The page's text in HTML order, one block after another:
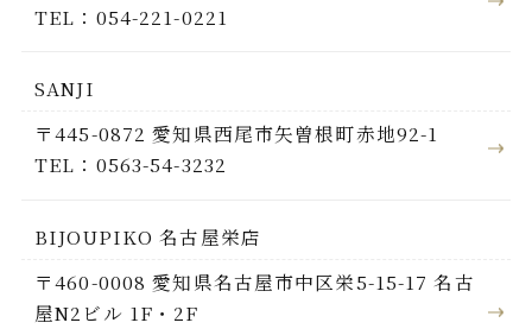
TEL：054-221-0221
SANJI
〒445-0872 愛知県西尾市矢曽根町赤地92-1
TEL：0563-54-3232
BIJOUPIKO 名古屋栄店
〒460-0008 愛知県名古屋市中区栄5-15-17 名古
屋N2ビル 1F・2F